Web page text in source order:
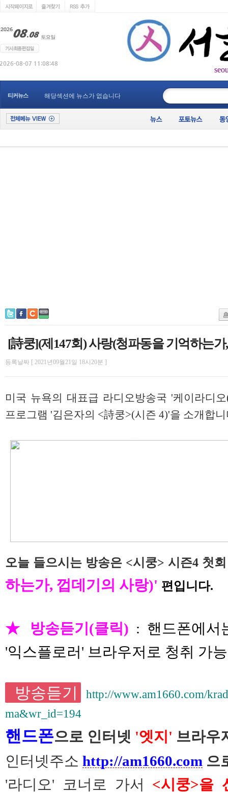
티커뉴스 해당섹션에 뉴스가 없습니다
[詩쿵](제147회) 사랑(청파동을 기억하는
등록날짜 [ 2021년09월21일 18시20분 ]
미국 뉴욕의 대표급 라디오방송국 '케이라디
프로그램 '김은자의 <詩쿵>(시즌 4)'을 소개합니
오늘 들으시는 방송은 <시쿵> 시즌4 첫
하는가, 껍데기의 사랑)' 편입니다.
★ 방송듣기(클릭) : 핸드폰에서
'익스플로러' 브라우저로 청취 가능
방송듣기
http://www.am1660.com/
ma&wr_id=194
핸드폰으로 인터넷 '엣지' 브라우
인터넷주소 http://am1660.com 으
'라디오' 코너로 가서 <시쿵>을